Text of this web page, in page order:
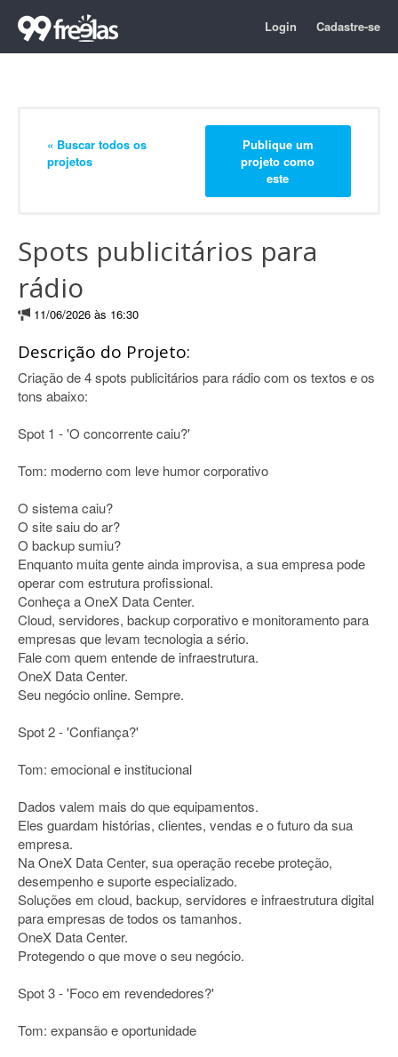
Login Cadastre-se
« Buscar todos os
projetos
Publique um
projeto como
este
Spots publicitários para
rádio
11/06/2026 às 16:30
Descrição do Projeto:
Criação de 4 spots publicitários para rádio com os textos e os
tons abaixo:
Spot 1 - 'O concorrente caiu?'
Tom: moderno com leve humor corporativo
O sistema caiu?
O site saiu do ar?
O backup sumiu?
Enquanto muita gente ainda improvisa, a sua empresa pode
operar com estrutura profissional.
Conheça a OneX Data Center.
Cloud, servidores, backup corporativo e monitoramento para
empresas que levam tecnologia a sério.
Fale com quem entende de infraestrutura.
OneX Data Center.
Seu negócio online. Sempre.
Spot 2 - 'Confiança?'
Tom: emocional e institucional
Dados valem mais do que equipamentos.
Eles guardam histórias, clientes, vendas e o futuro da sua
empresa.
Na OneX Data Center, sua operação recebe proteção,
desempenho e suporte especializado.
Soluções em cloud, backup, servidores e infraestrutura digital
para empresas de todos os tamanhos.
OneX Data Center.
Protegendo o que move o seu negócio.
Spot 3 - 'Foco em revendedores?'
Tom: expansão e oportunidade